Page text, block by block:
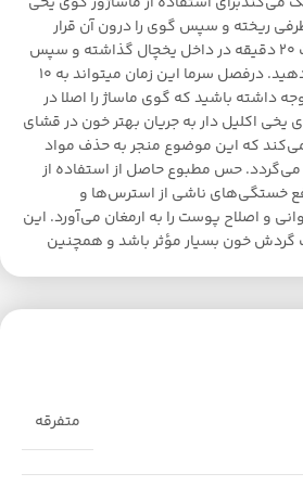
ریخته و سپس گوی را درون آن قرار
بدهید. حالا ظرف را به مدت 20 دقیقه در داخل یخچال گذاشته و سپس
پوست خود را با آن ماساژ دهید. درفصل سرما این زمان میتواند به 10
داشته باشید که گوی ماساژ را اصلا در
یخی اکلیل دار به جریان بهتر خون در قشای
که این موضوع منجر به حذف مواد
حس مطبوع حاصل از استفاده از
خستگی‌های ناشی از استرس‌ها و
و اصلاح پوست را به ارمغان می‌آورد. این
گردش خون بسیار مؤثر باشد و همچنین
استفاده از توپک یخی است.یک ماساژ سرد
درپوست صورت بینجامد و این گردش
بیشتر پوست و یکنواختی کل رنگ پوست
که از آکنه های پوسته-پوسته بر روی
دهید تا گوی یخی آیس رولر با قل
متفرقه